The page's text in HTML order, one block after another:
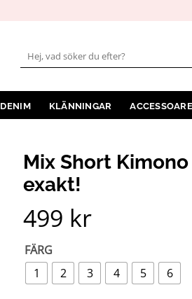
Sök
efter:
DENIM KLÄNNINGAR
Mix Short
exakt!
499 kr
FÄRG
1
2 3 4 5 6